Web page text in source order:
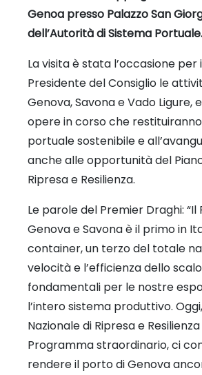
Genoa presso Palazzo San
dell’Autorità di Sistema Portuale.
La visita è stata l’occasione
Presidente del Consiglio le
Genova, Savona e Vado Ligure,
opere in corso che
portuale sostenibile e
anche alle opportunità del
Ripresa e Resilienza.
Le parole del Premier Draghi: “Il
Genova e Savona è il primo in
container, un terzo del totale
velocità e l’efficienza dello
fondamentali per le nostre
l’intero sistema produttivo.
Nazionale di Ripresa e
Programma straordinario, ci
rendere il porto di Genova